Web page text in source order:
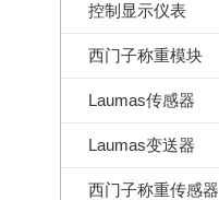
控制显示仪表
西门子称重模块
Laumas传感器
Laumas变送器
西门子称重传感器